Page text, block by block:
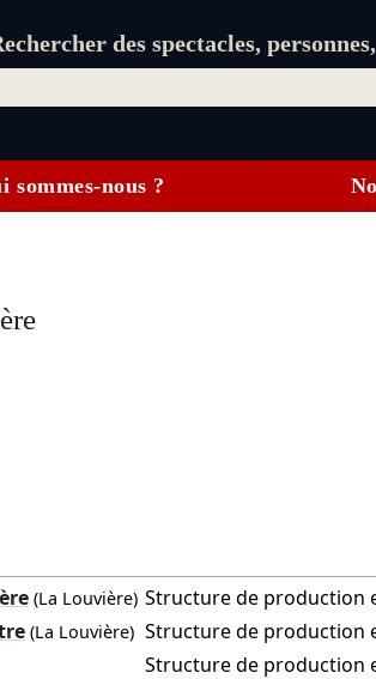
des spectacles,
sommes-nous ?
(La Louvière) Structure de production
(La Louvière) Structure de production
Structure de production